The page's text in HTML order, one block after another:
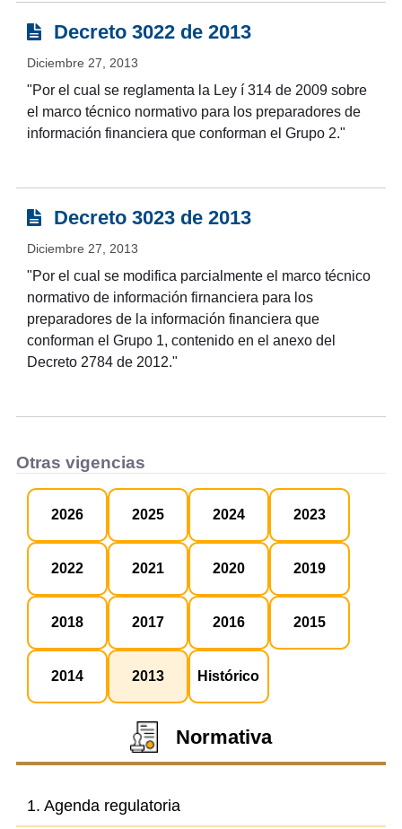
Decreto 3022 de 2013
Diciembre 27, 2013
"Por el cual se reglamenta la Ley í 314 de 2009 sobre
el marco técnico normativo para los preparadores de
información financiera que conforman el Grupo 2."
Decreto 3023 de 2013
Diciembre 27, 2013
"Por el cual se modifica parcialmente el marco técnico
normativo de información firnanciera para los
preparadores de la información financiera que
conforman el Grupo 1, contenido en el anexo del
Decreto 2784 de 2012."
Otras vigencias
2026 2025 2024 2023
2022 2021 2020 2019
2018 2017 2016 2015
2014 2013 Histórico
Normativa
1. Agenda regulatoria